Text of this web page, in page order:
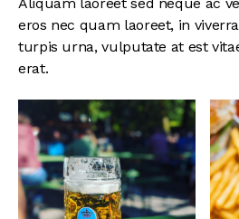
eros nec quam laoreet, in
turpis urna, vulputate at est
erat.